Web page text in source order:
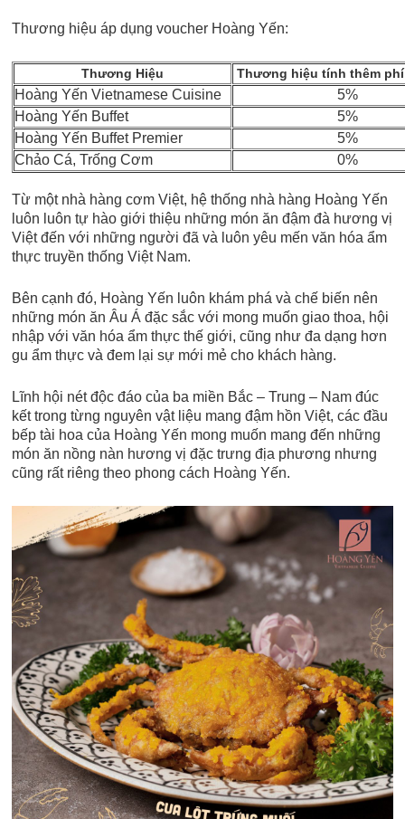
Thương hiệu áp dụng voucher Hoàng Yến:
Thương Hiệu Thương hiệu tính thêm
Hoàng Yến Vietnamese Cuisine
5%
Hoàng Yến Buffet
5%
Hoàng Yến Buffet Premier
5%
Chảo Cá, Trống Cơm
0%
Từ một nhà hàng cơm Việt, hệ thống nhà hàng Hoàng Yến
luôn luôn tự hào giới thiệu những món ăn đậm đà hương vị
Việt đến với những người đã và luôn yêu mến văn hóa ẩm
thực truyền thống Việt Nam.
Bên cạnh đó, Hoàng Yến luôn khám phá và chế biến nên
những món ăn Âu Á đặc sắc với mong muốn giao thoa, hội
nhập với văn hóa ẩm thực thế giới, cũng như đa dạng hơn
gu ẩm thực và đem lại sự mới mẻ cho khách hàng.
Lĩnh hội nét độc đáo của ba miền Bắc – Trung – Nam đúc
kết trong từng nguyên vật liệu mang đậm hồn Việt, các đầu
bếp tài hoa của Hoàng Yến mong muốn mang đến những
món ăn nồng nàn hương vị đặc trưng địa phương nhưng
cũng rất riêng theo phong cách Hoàng Yến.